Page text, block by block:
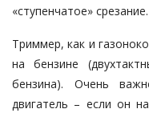
«ступенчатое» срезание.
Триммер, как и
на бензине
бензина). Очень
двигатель – если он